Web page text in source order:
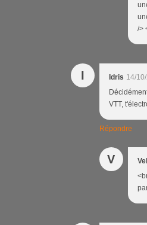
/>
I Idris 14/
VTT,
Répondre
V